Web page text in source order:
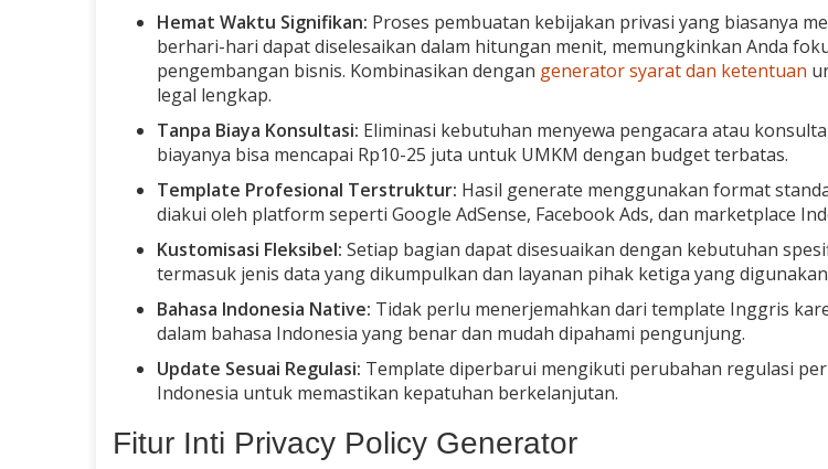
Hemat Waktu Signifikan: Proses pembuatan kebijakan privasi yang biasanya
berhari-hari dapat diselesaikan dalam hitungan menit, memungkinkan Anda
pengembangan bisnis. Kombinasikan dengan generator syarat dan ketentuan
legal lengkap.
Tanpa Biaya Konsultasi: Eliminasi kebutuhan menyewa pengacara atau
biayanya bisa mencapai Rp10-25 juta untuk UMKM dengan budget terbatas.
Template Profesional Terstruktur: Hasil generate menggunakan format
diakui oleh platform seperti Google AdSense, Facebook Ads, dan marketplace
Kustomisasi Fleksibel: Setiap bagian dapat disesuaikan dengan kebutuhan
termasuk jenis data yang dikumpulkan dan layanan pihak ketiga yang
Bahasa Indonesia Native: Tidak perlu menerjemahkan dari template Inggris
dalam bahasa Indonesia yang benar dan mudah dipahami pengunjung.
Update Sesuai Regulasi: Template diperbarui mengikuti perubahan regulasi
Indonesia untuk memastikan kepatuhan berkelanjutan.
Fitur Inti Privacy Policy Generator